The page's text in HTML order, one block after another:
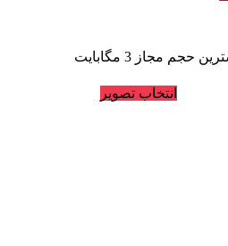
انتخاب تصویر